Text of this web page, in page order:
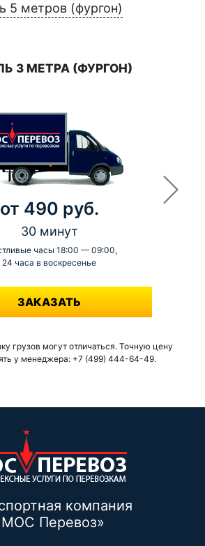
5 метров (фургон)
3 МЕТРА (ФУРГОН)
от 490 руб.
30 минут
часы 18:00 — 09:00,
24 часа в воскресенье
-
ЗАКАЗАТЬ
грузов могут отличаться. Точную цену
у менеджера: +7 (499) 444-64-49.
компания
Перевоз»